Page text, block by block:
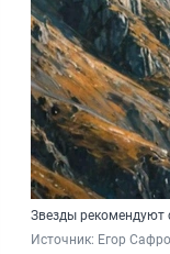
Звезды
Источник: Егор